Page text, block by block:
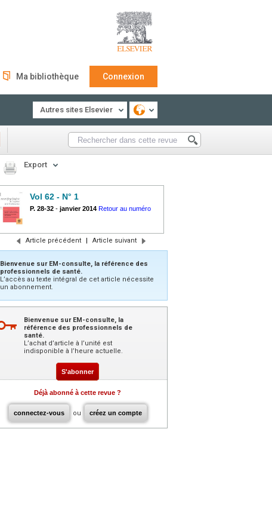
Ma bibliothèque Connexion
Autres sites Elsevier
Export
Vol 62 - N° 1
P. 28-32 - janvier 2014 Retour au numéro
Article précédent | Article suivant
Bienvenue sur EM-consulte, la référence des
professionnels de santé.
L’accès au texte intégral de cet article nécessite
un abonnement.
Bienvenue sur EM-consulte, la
référence des professionnels de
santé.
L’achat d’article à l’unité est
indisponible à l’heure actuelle.
S'abonner
Déjà abonné à cette revue ?
connectez-vous ou créez un compte